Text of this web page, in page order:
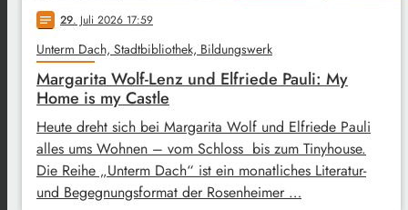
notes 29. Juli 2026 17:59
Unterm Dach, Stadtbibliothek, Bildungswerk
Margarita Wolf-Lenz und Elfriede Pauli: My
Home is my Castle
Heute dreht sich bei Margarita Wolf und Elfriede Pauli
alles ums Wohnen – vom Schloss bis zum Tinyhouse.
Die Reihe „Unterm Dach“ ist ein monatliches Literatur-
und Begegnungsformat der Rosenheimer …